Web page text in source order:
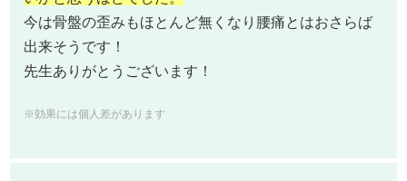
今は骨盤の歪みもほとんど無くなり腰痛とはおさらば
出来そうです！
先生ありがとうございます！
※効果には個人差があります